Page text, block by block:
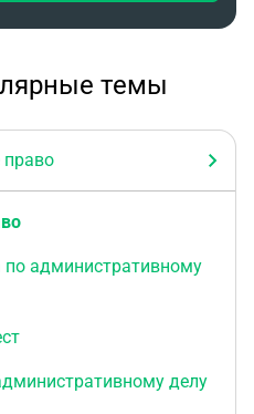
темы
административному
делу